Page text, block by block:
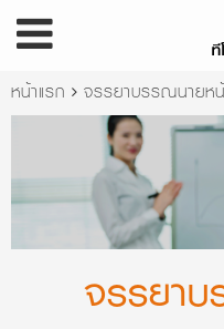
หน้าแรก จรรยาบรรณนายห
จรรยา